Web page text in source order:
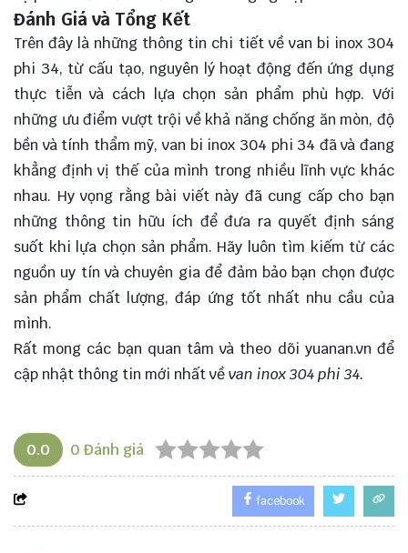
Đánh Giá và Tổng Kết
Trên đây là những thông tin chi tiết về van bi inox 304
phi 34, từ cấu tạo, nguyên lý hoạt động đến ứng dụng
thực tiễn và cách lựa chọn sản phẩm phù hợp. Với
những ưu điểm vượt trội về khả năng chống ăn mòn, độ
bền và tính thẩm mỹ, van bi inox 304 phi 34 đã và đang
khẳng định vị thế của mình trong nhiều lĩnh vực khác
nhau. Hy vọng rằng bài viết này đã cung cấp cho bạn
những thông tin hữu ích để đưa ra quyết định sáng
suốt khi lựa chọn sản phẩm. Hãy luôn tìm kiếm từ các
nguồn uy tín và chuyên gia để đảm bảo bạn chọn được
sản phẩm chất lượng, đáp ứng tốt nhất nhu cầu của
mình.
Rất mong các bạn quan tâm và theo dõi yuanan.vn để
cập nhật thông tin mới nhất vềvan inox 304 phi 34.
0.0 0 Đánh giá
facebook